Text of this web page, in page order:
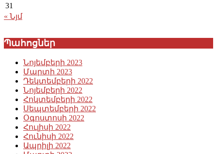
31
« Նյմ
Պահոցներ
Նոյեմբերի 2023
Մարտի 2023
Դեկտեմբերի 2022
Նոյեմբերի 2022
Հոկտեմբերի 2022
Սեպտեմբերի 2022
Օգոստոսի 2022
Հուլիսի 2022
Հունիսի 2022
Ապրիլի 2022